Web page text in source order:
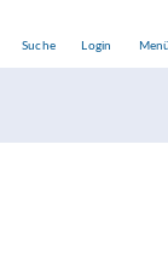
Suche Login